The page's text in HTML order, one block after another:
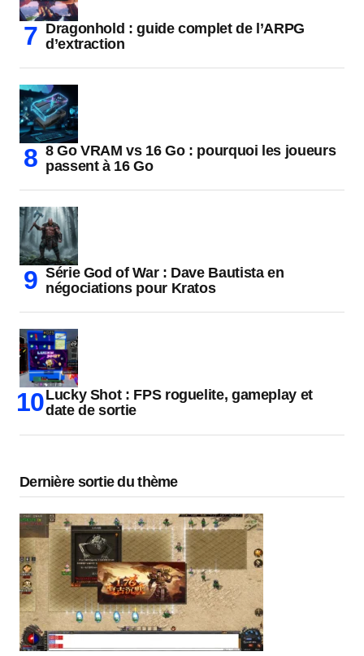
Dragonhold : guide complet de l’ARPG
d’extraction
8 Go VRAM vs 16 Go : pourquoi les joueurs
passent à 16 Go
Série God of War : Dave Bautista en
négociations pour Kratos
Lucky Shot : FPS roguelite, gameplay et
date de sortie
Dernière sortie du thème